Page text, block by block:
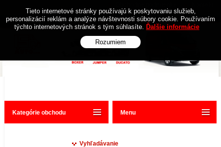
Kategórie obchodu
Vyhľadávanie
Menu
Tieto internetové stránky používajú k poskytovaniu služieb,
personalizácií reklám a analýze návštevnosti súbory cookie. Používaním
týchto internetových stránok s tým súhlasíte. Ďalšie informácie
Rozumiem